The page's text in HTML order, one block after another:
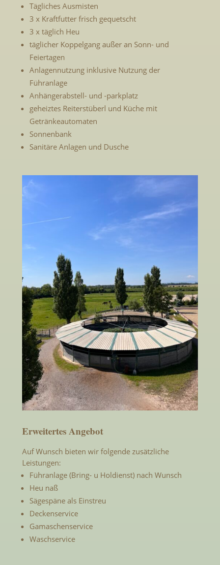
Tägliches Ausmisten
3 x Kraftfutter frisch gequetscht
3 x täglich Heu
täglicher Koppelgang außer an Sonn- und
Feiertagen
Anlagennutzung inklusive Nutzung der
Führanlage
Anhängerabstell- und -parkplatz
geheiztes Reiterstüberl und Küche mit
Getränkeautomaten
Sonnenbank
Sanitäre Anlagen und Dusche
Erweitertes Angebot
Auf Wunsch bieten wir folgende zusätzliche
Leistungen:
Führanlage (Bring- u Holdienst) nach Wunsch
Heu naß
Sägespäne als Einstreu
Deckenservice
Gamaschenservice
Waschservice